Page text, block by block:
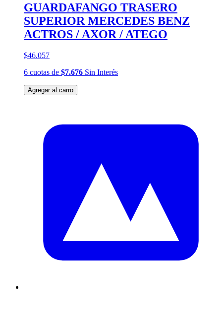
GUARDAFANGO TRASERO
SUPERIOR MERCEDES BENZ
ACTROS / AXOR / ATEGO
$46.057
6 cuotas de $7.676 Sin Interés
Agregar al carro